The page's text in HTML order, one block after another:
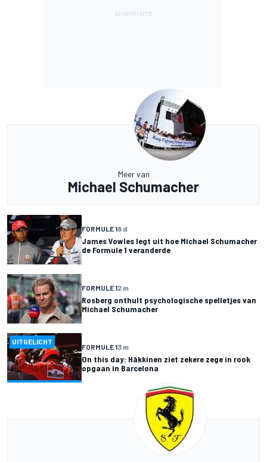
Meer van
Michael Schumacher
FORMULE 18 d
James Vowles legt uit hoe Michael Schumacher
de Formule 1 veranderde
FORMULE 12 m
Rosberg onthult psychologische spelletjes van
Michael Schumacher
UITGELICHT
FORMULE 13 m
On this day: Häkkinen ziet zekere zege in rook
opgaan in Barcelona